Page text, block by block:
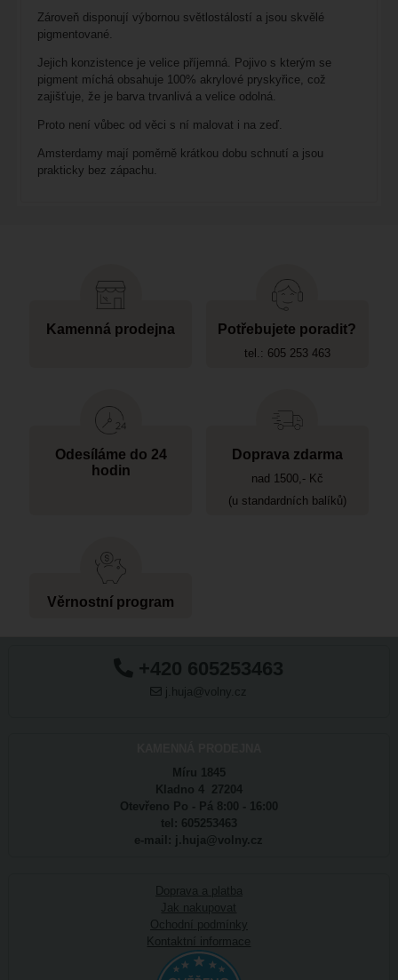
Zároveň disponují výbornou světlostálostí a jsou skvělé
pigmentované.
Jejich konzistence je velice příjemná. Pojivo s kterým se
pigment míchá obsahuje 100% akrylové pryskyřice, což
zajišťuje, že je barva trvanlivá a velice odolná.
Proto není vůbec od věci s ní malovat i na zeď.
Amsterdamy mají poměrně krátkou dobu schnutí a jsou
prakticky bez zápachu.
Kamenná prodejna Potřebujete poradit?
tel.: 605 253 463
Odesíláme do 24
hodin
Doprava zdarma
nad 1500,- Kč
(u standardních balíků)
Věrnostní program
+420 605253463
j.huja@volny.cz
Míru 1845
Kladno 4 27204
Otevřeno Po - Pá 8:00 - 16:00
tel: 605253463
e-mail: j.huja@volny.cz
Doprava a platba
Jak nakupovat
Ochodní podmínky
Kontaktní informace